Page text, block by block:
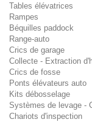
Tables élévatrices
Rampes
Béquilles paddock
Range-auto
Crics de garage
Collecte - Extraction
Crics de fosse
Ponts élévateurs auto
Kits débosselage
Systèmes de levage -
Chariots d'inspection